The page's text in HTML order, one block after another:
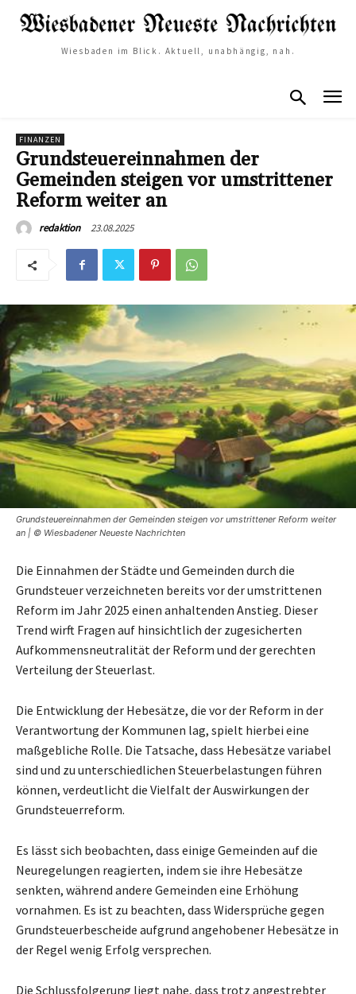
Wiesbaden im Blick. Aktuell, unabhängig, nah.
FINANZEN
Grundsteuereinnahmen der
Gemeinden steigen vor umstrittener
Reform weiter an
redaktion 23.08.2025
Grundsteuereinnahmen der Gemeinden steigen vor umstrittener Reform weiter
an | © Wiesbadener Neueste Nachrichten
Die Einnahmen der Städte und Gemeinden durch die
Grundsteuer verzeichneten bereits vor der umstrittenen
Reform im Jahr 2025 einen anhaltenden Anstieg. Dieser
Trend wirft Fragen auf hinsichtlich der zugesicherten
Aufkommensneutralität der Reform und der gerechten
Verteilung der Steuerlast.
Die Entwicklung der Hebesätze, die vor der Reform in der
Verantwortung der Kommunen lag, spielt hierbei eine
maßgebliche Rolle. Die Tatsache, dass Hebesätze variabel
sind und zu unterschiedlichen Steuerbelastungen führen
können, verdeutlicht die Vielfalt der Auswirkungen der
Grundsteuerreform.
Es lässt sich beobachten, dass einige Gemeinden auf die
Neuregelungen reagierten, indem sie ihre Hebesätze
senkten, während andere Gemeinden eine Erhöhung
vornahmen. Es ist zu beachten, dass Widersprüche gegen
Grundsteuerbescheide aufgrund angehobener Hebesätze in
der Regel wenig Erfolg versprechen.
Die Schlussfolgerung liegt nahe, dass trotz angestrebter